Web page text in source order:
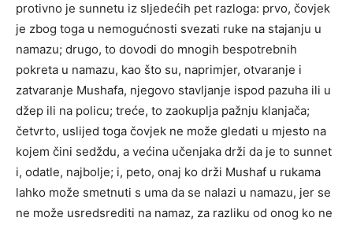
protivno je sunnetu iz sljedećih pet razloga: prvo, čovjek
je zbog toga u nemogućnosti svezati ruke na stajanju u
namazu; drugo, to dovodi do mnogih bespotrebnih
pokreta u namazu, kao što su, naprimjer, otvaranje i
zatvaranje Mushafa, njegovo stavljanje ispod pazuha ili u
džep ili na policu; treće, to zaokuplja pažnju klanjača;
četvrto, uslijed toga čovjek ne može gledati u mjesto na
kojem čini sedždu, a većina učenjaka drži da je to sunnet
i, odatle, najbolje; i, peto, onaj ko drži Mushaf u rukama
lahko može smetnuti s uma da se nalazi u namazu, jer se
ne može usredsrediti na namaz, za razliku od onog ko ne